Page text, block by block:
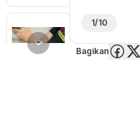
1/10
Bagikan